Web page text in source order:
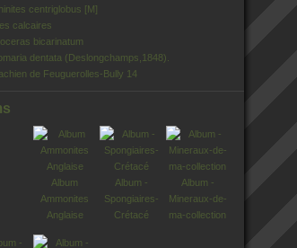
centriglobus [M]
calcaires
bicarinatum
dentata (Deslongchamps,1848).
de Feuguerolles-Bully 14
Album
Ammonites
Anglaise
Album -
Spongiaires-
Crétacé
Album -
Mineraux-de-
ma-collection